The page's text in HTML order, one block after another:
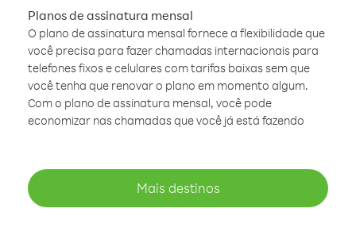
Planos de assinatura mensal
O plano de assinatura mensal fornece a flexibilidade que
você precisa para fazer chamadas internacionais para
telefones fixos e celulares com tarifas baixas sem que
você tenha que renovar o plano em momento algum.
Com o plano de assinatura mensal, você pode
economizar nas chamadas que você já está fazendo
Mais destinos